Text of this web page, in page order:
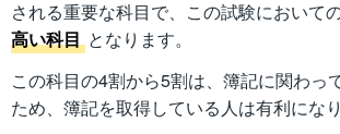
される重要な科目で、この試験において
高い科目 となります。
この科目の4割から5割は、簿記に関わっ
ため、簿記を取得している人は有利になり